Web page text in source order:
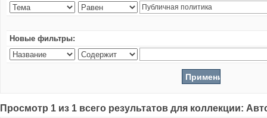
Новые фильтры:
Просмотр 1 из 1 всего результатов для коллекции: